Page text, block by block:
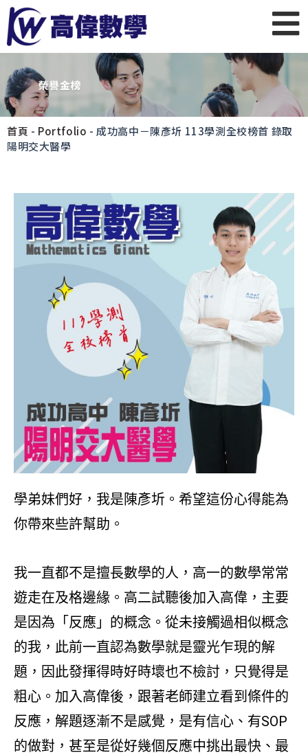
首頁 - Portfolio -成功高中－陳彥圻 113學測全校榜首 錄取
陽明交大醫學
學弟妹們好，我是陳彥圻。希望這份心得能為
你帶來些許幫助。
我一直都不是擅長數學的人，高一的數學常常
遊走在及格邊緣。高二試聽後加入高偉，主要
是因為「反應」的概念。從未接觸過相似概念
的我，此前一直認為數學就是靈光乍現的解
題，因此發揮得時好時壞也不檢討，只覺得是
粗心。加入高偉後，跟著老師建立看到條件的
反應，解題逐漸不是感覺，是有信心、有SOP
的做對，甚至是從好幾個反應中挑出最快、最